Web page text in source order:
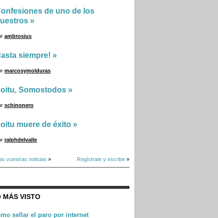
de uno de los
»
ambrosius
siempre! »
marcosymolduras
Somostodos »
schinonero
muere de éxito »
ralphdelvalle
vuestras noticias » Regístrate y escribe »
MÁS VISTO
sellar el paro por internet